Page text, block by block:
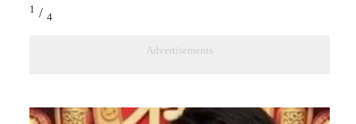
1 / 4
Advertisements